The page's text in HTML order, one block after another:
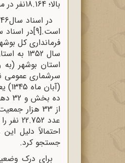
بالا؛ 18.164نفر در مناطق شهری و 22.752 نفر در مناطق روستایی) بوده است.
است.[9]
فرمانداری کل
سال 1352 به استان بوشهر (با مرکزیت شهرستان بوشهر) ارتقا پیدا کرد.
استان بوشهر
عدد 22.752 نفر را نشان می داد.
احتمالاً دلیل
جستجو کرد.